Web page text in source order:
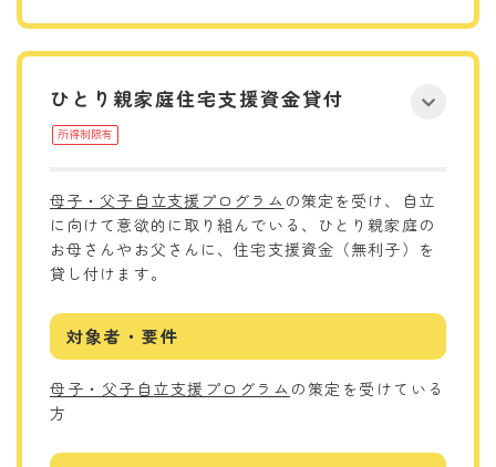
ひとり親家庭住宅支援資金貸付
所得制限有
母子・父子自立支援プログラム の策定を受け、自立
に向けて意欲的に取り組んでいる、ひとり親家庭の
お母さんやお父さんに、住宅支援資金（無利子）を
貸し付けます。
対象者・要件
母子・父子自立支援プログラム の策定を受けている
方